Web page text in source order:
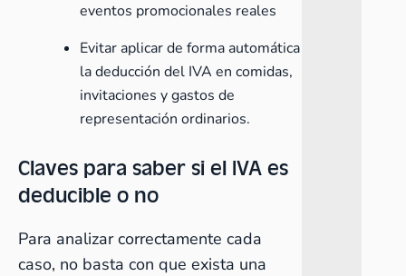
eventos promocionales reales
Evitar aplicar de forma automática
la deducción del IVA en comidas,
invitaciones y gastos de
representación ordinarios.
Claves para saber si el IVA es
deducible o no
Para analizar correctamente cada
caso, no basta con que exista una